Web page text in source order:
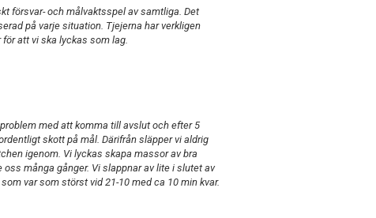
försvar- och målvaktsspel av samtliga. Det
på varje situation. Tjejerna har verkligen
att vi ska lyckas som lag.
med att komma till avslut och efter 5
skott på mål. Därifrån släpper vi aldrig
igenom. Vi lyckas skapa massor av bra
många gånger. Vi slappnar av lite i slutet av
var som störst vid 21-10 med ca 10 min kvar.